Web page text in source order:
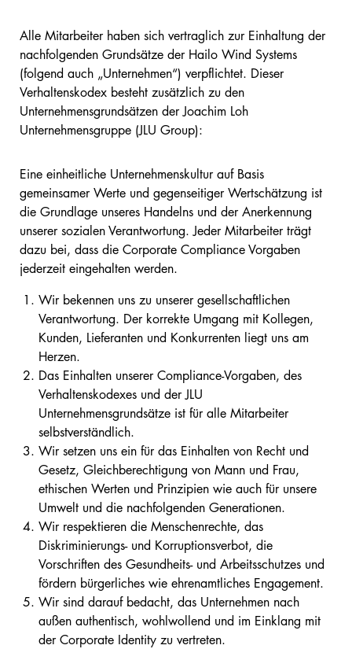
Alle Mitarbeiter haben sich vertraglich zur Einhaltung der
nachfolgenden Grundsätze der Hailo Wind Systems
(folgend auch „Unternehmen“) verpflichtet. Dieser
Verhaltenskodex besteht zusätzlich zu den
Unternehmensgrundsätzen der Joachim Loh
Unternehmensgruppe (JLU Group):
Eine einheitliche Unternehmenskultur auf Basis
gemeinsamer Werte und gegenseitiger Wertschätzung ist
die Grundlage unseres Handelns und der Anerkennung
unserer sozialen Verantwortung. Jeder Mitarbeiter trägt
dazu bei, dass die Corporate Compliance Vorgaben
jederzeit eingehalten werden.
Wir bekennen uns zu unserer gesellschaftlichen
Verantwortung. Der korrekte Umgang mit Kollegen,
Kunden, Lieferanten und Konkurrenten liegt uns am
Herzen.
Das Einhalten unserer Compliance-Vorgaben, des
Verhaltenskodexes und der JLU
Unternehmensgrundsätze ist für alle Mitarbeiter
selbstverständlich.
Wir setzen uns ein für das Einhalten von Recht und
Gesetz, Gleichberechtigung von Mann und Frau,
ethischen Werten und Prinzipien wie auch für unsere
Umwelt und die nachfolgenden Generationen.
Wir respektieren die Menschenrechte, das
Diskriminierungs- und Korruptionsverbot, die
Vorschriften des Gesundheits- und Arbeitsschutzes und
fördern bürgerliches wie ehrenamtliches Engagement.
Wir sind darauf bedacht, das Unternehmen nach
außen authentisch, wohlwollend und im Einklang mit
der Corporate Identity zu vertreten.